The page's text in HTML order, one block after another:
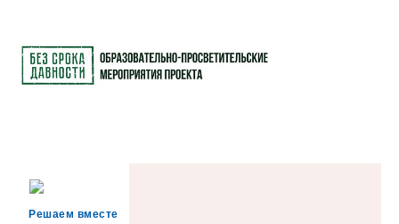
Решаем вместе